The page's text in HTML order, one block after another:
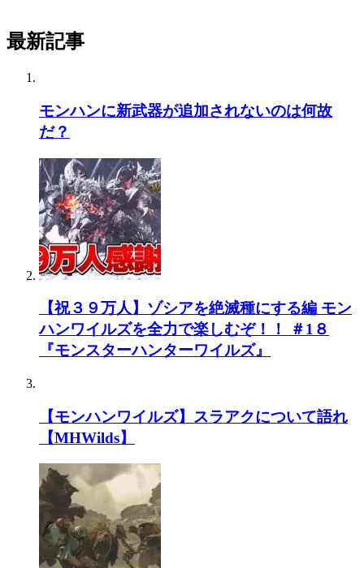
最新記事
モンハンに新武器が追加されないのは何故
だ？
【祝３９万人】ゾシアを絶滅種にする編 モン
ハンワイルズを全力で楽しむぞ！！ ＃1８
『モンスターハンターワイルズ』
【モンハンワイルズ】スラアクについて語れ
【MHWilds】